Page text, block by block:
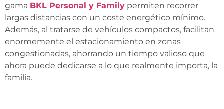
gama BKL Personal y Family permiten recorrer
largas distancias con un coste energético mínimo.
Además, al tratarse de vehículos compactos, facilitan
enormemente el estacionamiento en zonas
congestionadas, ahorrando un tiempo valioso que
ahora puede dedicarse a lo que realmente importa, la
familia.